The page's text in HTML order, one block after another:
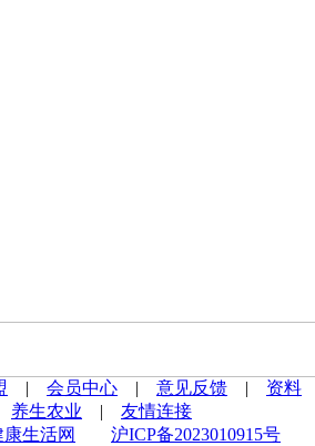
会员中心 意见反馈
资料
养生农业
友情连接
生活网 沪ICP备2023010915号